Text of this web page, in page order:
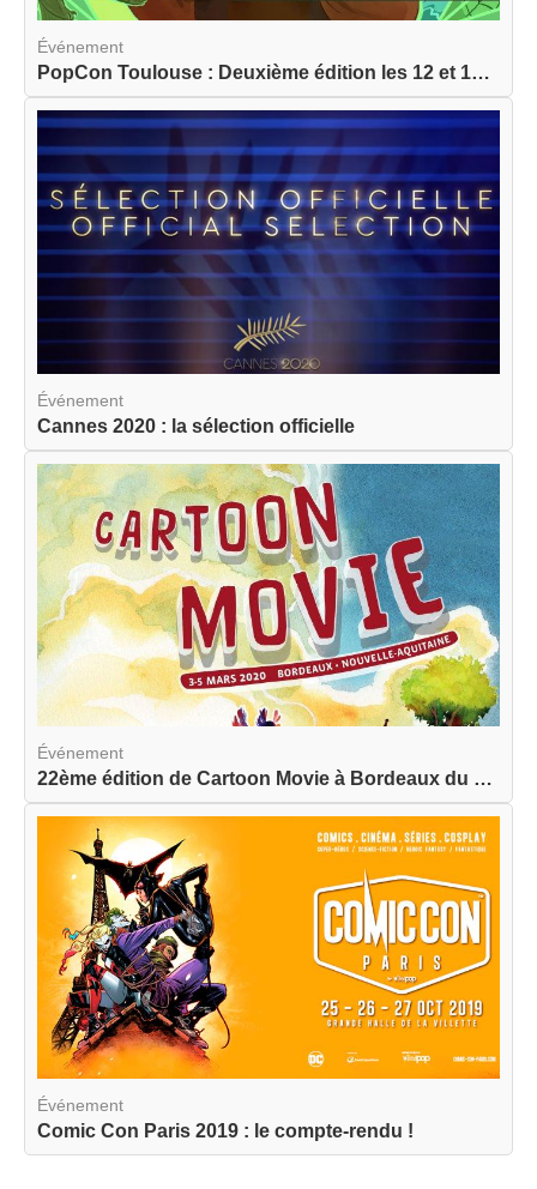
Événement
PopCon Toulouse : Deuxième édition les 12 et 13 ...
Événement
Cannes 2020 : la sélection officielle
Événement
22ème édition de Cartoon Movie à Bordeaux du 3 a...
Événement
Comic Con Paris 2019 : le compte-rendu !